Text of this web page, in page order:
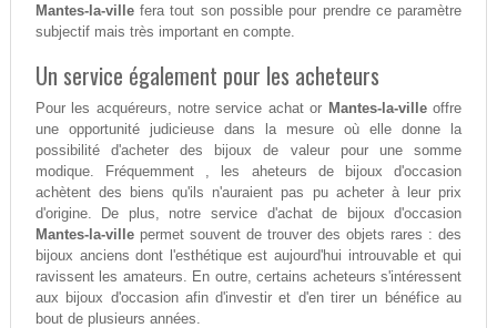
Mantes-la-villefera tout son possible pour prendre ce paramètre
subjectif mais très important en compte.
Un service également pour les acheteurs
Pour les acquéreurs, notre service achat or Mantes-la-villeoffre
une opportunité judicieuse dans la mesure où elle donne la
possibilité d'acheter des bijoux de valeur pour une somme
modique. Fréquemment , les aheteurs de bijoux d'occasion
achètent des biens qu'ils n'auraient pas pu acheter à leur prix
d'origine. De plus, notre service d'achat de bijoux d'occasion
Mantes-la-villepermet souvent de trouver des objets rares : des
bijoux anciens dont l'esthétique est aujourd'hui introuvable et qui
ravissent les amateurs. En outre, certains acheteurs s'intéressent
aux bijoux d'occasion afin d'investir et d'en tirer un bénéfice au
bout de plusieurs années.